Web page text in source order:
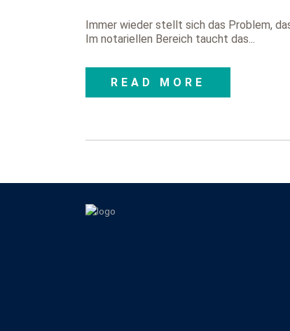
Immer wieder stellt sich das Problem,
Im notariellen Bereich taucht das...
READ MORE